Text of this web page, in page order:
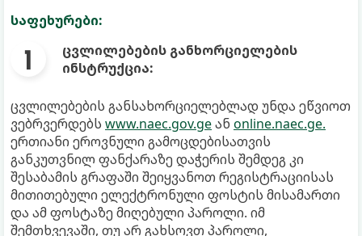
საფეხურები:
ცვლილებების განხორციელების
ინსტრუქცია:
ცვლილებების განსახორციელებლად უნდა ეწვიოთ
ვებრვერდებს www.naec.gov.geან online.naec.ge.
ერთიანი ეროვნული გამოცდებისათვის
განკუთვნილ ფანქარაზე დაჭერის შემდეგ კი
შესაბამის გრაფაში შეიყვანოთ რეგისტრაციისას
მითითებული ელექტრონული ფოსტის მისამართი
და ამ ფოსტაზე მიღებული პაროლი. იმ
შემთხვევაში, თუ არ გახსოვთ პაროლი,